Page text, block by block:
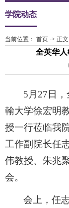
学院动态
当前位置： 首页 -> 正文
全英华
5月27日
翰大学徐宏明
授一行莅临我
工作副院长任
伟教授、朱兆
会。
会上，任